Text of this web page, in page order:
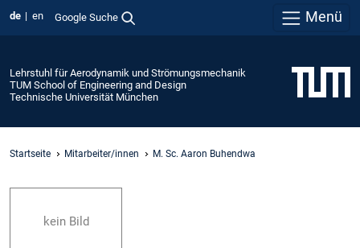
de en Google Suche Menü
Lehrstuhl für Aerodynamik und Strömungsmechanik
TUM School of Engineering and Design
Technische Universität München
Startseite Mitarbeiter/innen M. Sc. Aaron Buhendwa
kein Bild